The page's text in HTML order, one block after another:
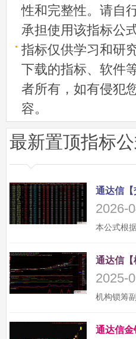
性和完整性。请自
承担使用该指标公
指标仅供学习和研
下载的指标、软件
者所有，如有侵犯
容。
最新置顶指标
2026-
2025-